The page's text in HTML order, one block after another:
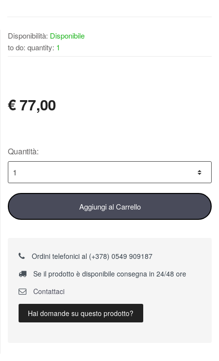
Disponibilità: Disponibile
to do: quantity: 1
€77,00
Quantità:
Aggiungi al Carrello
Ordini telefonici al (+378) 0549 909187
Se il prodotto è disponibile consegna in 24/48 ore
Contattaci
Hai domande su questo prodotto?